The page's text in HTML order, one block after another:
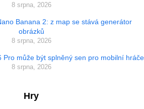
8 srpna, 2026
Banana 2: z map se stává generátor
obrázků
8 srpna, 2026
Pro může být splněný sen pro mobilní hráče
8 srpna, 2026
Hry